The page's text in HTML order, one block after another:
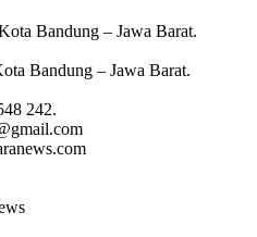
Bandung – Jawa Barat.
Bandung – Jawa Barat.
242.